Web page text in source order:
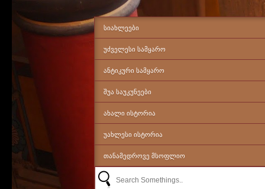
ᲡᲘᲐᲮᲚᲔᲔᲑᲘ
ᲣᲫᲕᲔᲚᲔᲡᲘ ᲡᲐᲛᲧᲐᲠᲝ
ᲐᲜᲢᲘᲙᲣᲠᲘ ᲡᲐᲛᲧᲐᲠᲝ
ᲨᲣᲐ ᲡᲐᲣᲙᲣᲜᲔᲔᲑᲘ
ᲐᲮᲐᲚᲘ ᲘᲡᲢᲝᲠᲘᲐ
ᲣᲐᲮᲚᲔᲡᲘ ᲘᲡᲢᲝᲠᲘᲐ
ᲗᲐᲜᲐᲛᲔᲓᲠᲝᲕᲔ ᲛᲡᲝᲤᲚᲘᲝ